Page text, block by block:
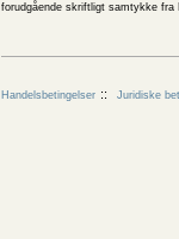
forudgående skriftligt samtykke fra
Handelsbetingelser Juridiske